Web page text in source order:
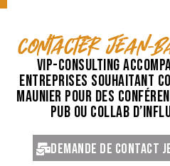
contacter Jean-
VIP-Consulting
entreprises souhaitant
Maunier pour des
pub ou collab
Demande de contact